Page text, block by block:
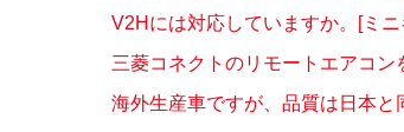
V2Hには対応していますか。[ミ
三菱コネクトのリモートエアコ
海外生産車ですが、品質は日本と